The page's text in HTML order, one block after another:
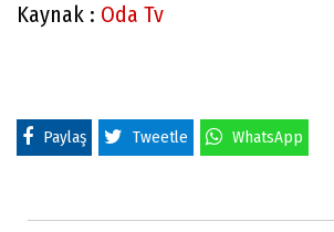
Kaynak : Oda Tv
Paylaş Tweetle WhatsApp